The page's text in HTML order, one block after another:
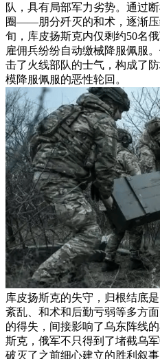
队，具有局部军力劣势。通过
圈——朋分歼灭的和术，逐渐压
旬，库皮扬斯克内仅剩约50名
雇佣兵纷纷自动缴械降服佩服
击了火线部队的士气，构成
模降服佩服的恶性轮回。
库皮扬斯克的失守，归根结底
紊乱、和术和后勤亏弱等多方
的得失，间接影响了乌东阵线
斯克，俄军不只得到了堵截乌
破灭了之前细心建立的胜利叙